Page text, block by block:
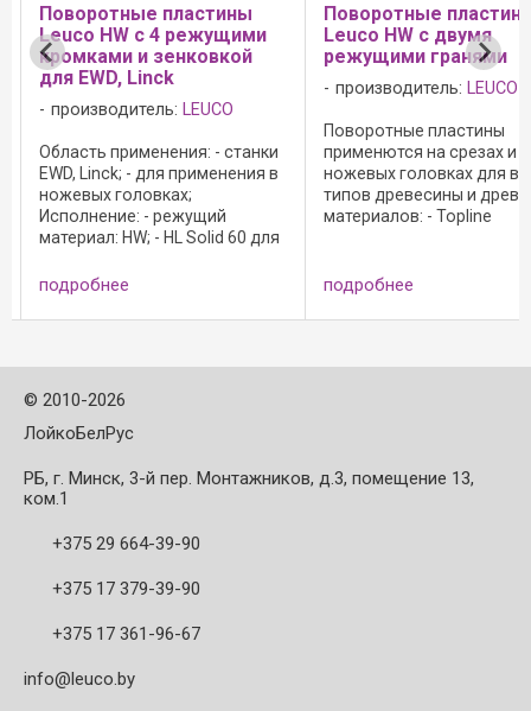
Поворотные пластины
Leuco HW с 4 режущими
кромками и зенковкой
для EWD, Linck
производитель: LEUCO
Область применения: - станки
EWD, Linck; - для применения в
ножевых головках;
Исполнение: - режущий
материал: HW; - HL Solid 60 для
подробнее
Поворотные
Leuco HW с двумя
режущими гранями
производитель: LEUCO
Поворотные пластины
применются на срезах и
ножевых головках для
типов древесины и
материалов: - Topline
микрошлифованная его
задняя поверхность); -
режущий материал -
подробнее
© 2010-2026
ЛойкоБелРус
РБ, г. Минск, 3-й пер. Монтажников, д.3, помещение 13,
ком.1
+375 29 664-39-90
+375 17 379-39-90
+375 17 361-96-67
info@leuco.by